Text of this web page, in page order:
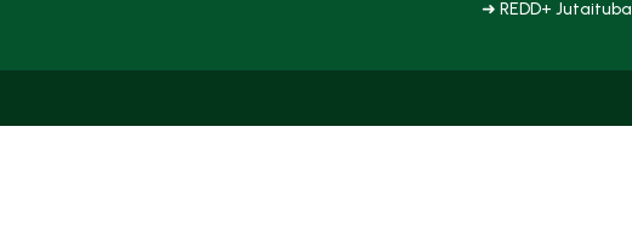
➜ REDD+ Jutaituba